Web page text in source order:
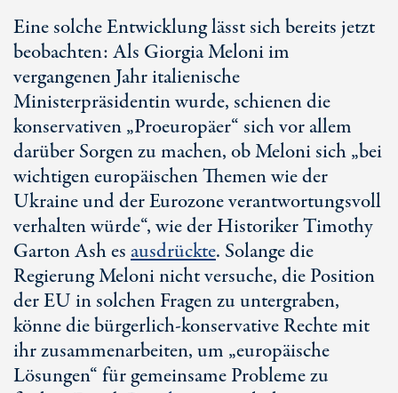
Eine solche Entwicklung lässt sich bereits jetzt
beobachten: Als Giorgia Meloni im
vergangenen Jahr italienische
Ministerpräsidentin wurde, schienen die
konservativen „Proeuropäer“ sich vor allem
darüber Sorgen zu machen, ob Meloni sich „bei
wichtigen europäischen Themen wie der
Ukraine und der Eurozone verantwortungsvoll
verhalten würde“, wie der Historiker Timothy
Garton Ash esausdrückte. Solange die
Regierung Meloni nicht versuche, die Position
der EU in solchen Fragen zu untergraben,
könne die bürgerlich-konservative Rechte mit
ihr zusammenarbeiten, um „europäische
Lösungen“ für gemeinsame Probleme zu